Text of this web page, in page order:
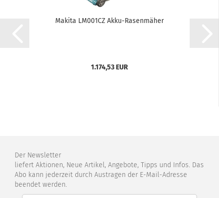
Makita LM001CZ Akku-Rasenmäher
1.174,53 EUR
Der Newsletter
liefert Aktionen, Neue Artikel, Angebote, Tipps und Infos. Das
Abo kann jederzeit durch Austragen der E-Mail-Adresse
beendet werden.